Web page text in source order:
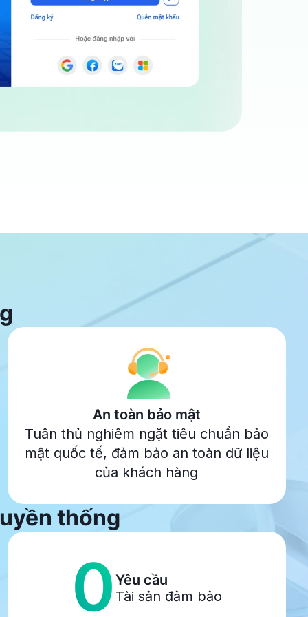
An toàn bảo mật
Tuân thủ nghiêm ngặt tiêu chuẩn bảo
mật quốc tế, đảm bảo an toàn dữ liệu
của khách hàng
thống
0 Yêu cầu
Tài sản đảm bảo